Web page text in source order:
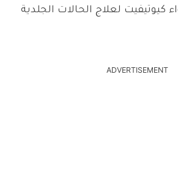
كيوتيفيت لعلاج الحالات الجلدية
ADVERTISEMENT